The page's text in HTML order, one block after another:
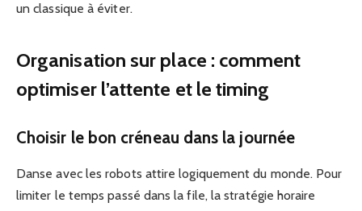
un classique à éviter.
Organisation sur place : comment
optimiser l’attente et le timing
Choisir le bon créneau dans la journée
Danse avec les robots attire logiquement du monde. Pour
limiter le temps passé dans la file, la stratégie horaire